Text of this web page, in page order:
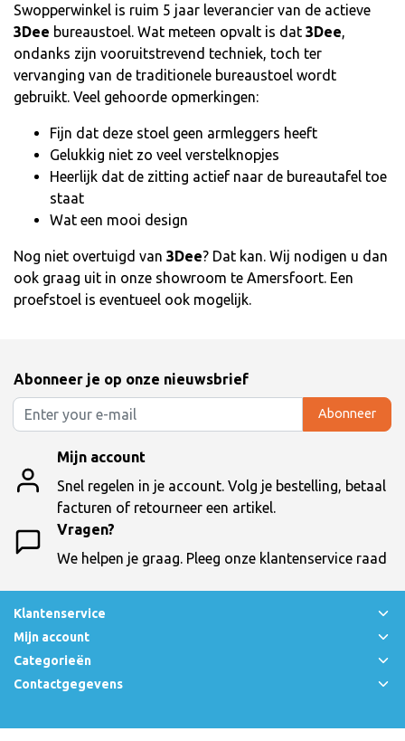
Swopperwinkel is ruim 5 jaar leverancier van de actieve
3Dee bureaustoel. Wat meteen opvalt is dat 3Dee,
ondanks zijn vooruitstrevend techniek, toch ter
vervanging van de traditionele bureaustoel wordt
gebruikt. Veel gehoorde opmerkingen:
Fijn dat deze stoel geen armleggers heeft
Gelukkig niet zo veel verstelknopjes
Heerlijk dat de zitting actief naar de bureautafel toe
staat
Wat een mooi design
Nog niet overtuigd van 3Dee? Dat kan. Wij nodigen u dan
ook graag uit in onze showroom te Amersfoort. Een
proefstoel is eventueel ook mogelijk.
Abonneer je op onze nieuwsbrief
Abonneer
Mijn account
Snel regelen in je account. Volg je bestelling, betaal
facturen of retourneer een artikel.
Vragen?
We helpen je graag. Pleeg onze klantenservice raad
Klantenservice
Mijn account
Categorieën
Contactgegevens